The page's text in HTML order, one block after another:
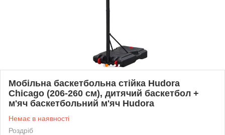
Мобільна баскетбольна стійка Hudora
Chicago (206-260 см), дитячий баскетбол +
м'яч баскетбольний м'яч Hudora
Немає в наявності
Роздріб